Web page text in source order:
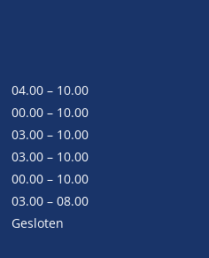
04.00 – 10.00
00.00 – 10.00
03.00 – 10.00
03.00 – 10.00
00.00 – 10.00
03.00 – 08.00
Gesloten